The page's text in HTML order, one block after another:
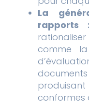
La
rapports :
comme
produisant
conformes